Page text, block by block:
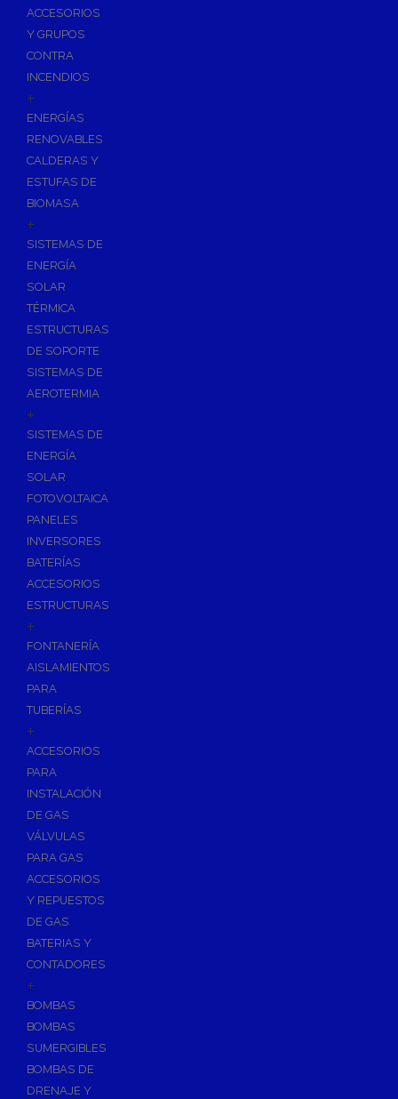
ACCESORIOS
Y GRUPOS
CONTRA
INCENDIOS
+
ENERGÍAS
RENOVABLES
CALDERAS Y
ESTUFAS DE
BIOMASA
+
SISTEMAS DE
ENERGÍA
SOLAR
TÉRMICA
ESTRUCTURAS
DE SOPORTE
SISTEMAS DE
AEROTERMIA
+
SISTEMAS DE
ENERGÍA
SOLAR
FOTOVOLTAICA
PANELES
INVERSORES
BATERÍAS
ACCESORIOS
ESTRUCTURAS
+
FONTANERÍA
AISLAMIENTOS
PARA
TUBERÍAS
+
ACCESORIOS
PARA
INSTALACIÓN
DE GAS
VÁLVULAS
PARA GAS
ACCESORIOS
Y REPUESTOS
DE GAS
BATERIAS Y
CONTADORES
+
BOMBAS
BOMBAS
SUMERGIBLES
BOMBAS DE
DRENAJE Y